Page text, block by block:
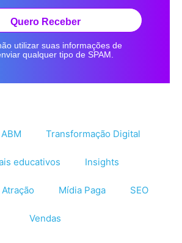
Quero Receber
utilizar suas informações de
qualquer tipo de SPAM.
ABM Transformação Digital
educativos Insights
Mídia Paga SEO
Vendas